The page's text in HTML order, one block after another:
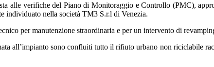
alle verifiche del Piano di Monitoraggio e Controllo (PMC),
individuato nella società TM3 S.r.l di Venezia.
per manutenzione straordinaria e per un intervento di
all’impianto sono confluiti tutto il rifiuto urbano non riciclabile